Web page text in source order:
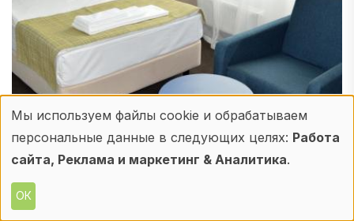
АЛЬЯНС ОТЕЛЬ МЕНЕДЖМЕНТ
УК «Альянс Отель Менеджмент»
Использование
персональных
данных
Мы используем файлы cookie и обрабатываем
персональные данные в следующих целях: Работа
сайта, Реклама и маркетинг & Аналитика.
ОК